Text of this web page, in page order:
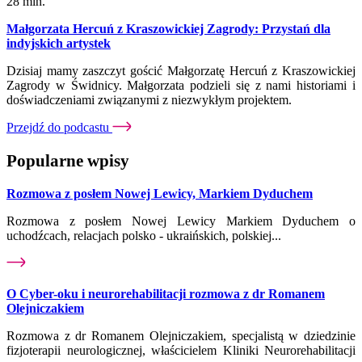
Małgorzata Hercuń z Kraszowickiej Zagrody: Przystań dla
indyjskich artystek
Dzisiaj mamy zaszczyt gościć Małgorzatę Hercuń z Kraszowickiej
Zagrody w Świdnicy. Małgorzata podzieli się z nami historiami i
doświadczeniami związanymi z niezwykłym projektem.
Przejdź do podcastu
Popularne wpisy
Rozmowa z posłem Nowej Lewicy, Markiem Dyduchem
Rozmowa z posłem Nowej Lewicy Markiem Dyduchem o
uchodźcach, relacjach polsko - ukraińskich, polskiej...
O Cyber-oku i neurorehabilitacji rozmowa z dr Romanem
Olejniczakiem
Rozmowa z dr Romanem Olejniczakiem, specjalistą w dziedzinie
fizjoterapii neurologicznej, właścicielem Kliniki Neurorehabilitacji